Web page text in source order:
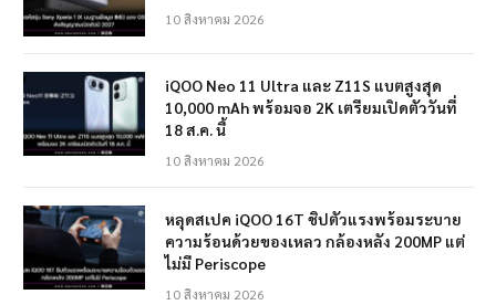
10 สิงหาคม 2026
iQOO Neo 11 Ultra และ Z11S แบตสูงสุด
10,000 mAh พร้อมจอ 2K เตรียมเปิดตัววันที่
18 ส.ค. นี้
10 สิงหาคม 2026
หลุดสเปค iQOO 16T ชิปตัวแรงพร้อมระบาย
ความร้อนด้วยของเหลว กล้องหลัง 200MP แต่
ไม่มี Periscope
10 สิงหาคม 2026